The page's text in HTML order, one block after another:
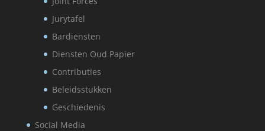
Jurytafel
Bardiensten
Diensten Oud Papier
Contributies
Beleidsstukken
Geschiedenis
Social Media